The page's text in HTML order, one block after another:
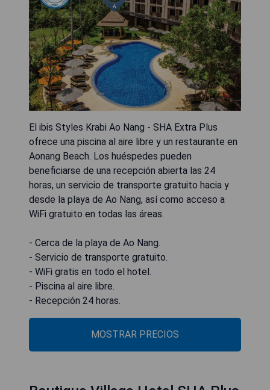
El ibis Styles Krabi Ao Nang - SHA Extra Plus
ofrece una piscina al aire libre y un restaurante en
Aonang Beach. Los huéspedes pueden
beneficiarse de una recepción abierta las 24
horas, un servicio de transporte gratuito hacia y
desde la playa de Ao Nang, así como acceso a
WiFi gratuito en todas las áreas.
- Cerca de la playa de Ao Nang.
- Servicio de transporte gratuito.
- WiFi gratis en todo el hotel.
- Piscina al aire libre.
- Recepción 24 horas.
MOSTRAR PRECIOS